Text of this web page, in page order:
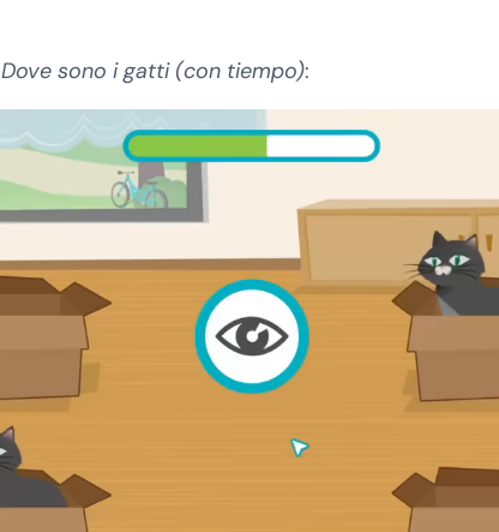
Dove sono i gatti (con tiempo):